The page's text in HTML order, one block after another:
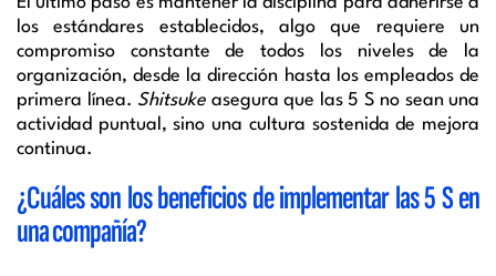
los estándares establecidos, algo que requiere un
compromiso constante de todos los niveles de la
organización, desde la dirección hasta los empleados de
primera línea. Shitsuke asegura que las 5 S no sean una
actividad puntual, sino una cultura sostenida de mejora
continua.
¿Cuáles son los beneficios de implementar las 5 S en
una compañía?